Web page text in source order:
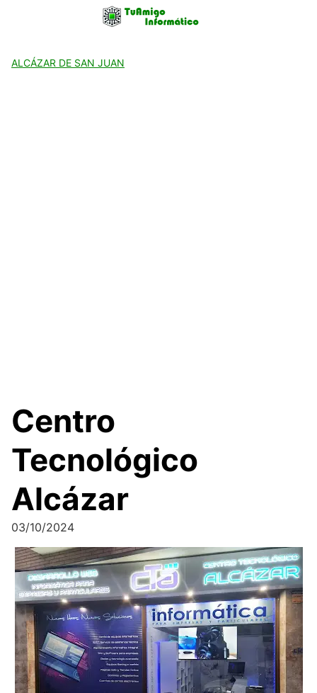
ALCÁZAR DE SAN JUAN
Centro
Tecnológico
Alcázar
03/10/2024